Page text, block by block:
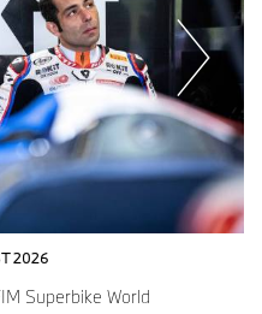
2026
Superbike World